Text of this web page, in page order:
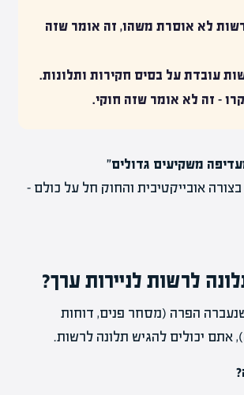
הרשות לא אוסרת משהו, זה אומר שזה
עובדת על בסיס חקירות ותלונות.
– זה לא אומר שזה חוקי.
אובייקטיבית והחוק חל על כולם –
לרשות לניירות ערך?
הפרה (מסחר פנים, דוחות
אתם יכולים להגיש תלונה לרשות.